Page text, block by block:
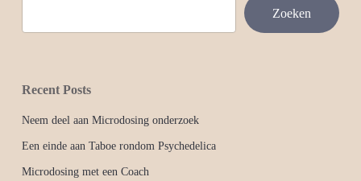
Zoeken
Recent Posts
Neem deel aan Microdosing onderzoek
Een einde aan Taboe rondom Psychedelica
Microdosing met een Coach